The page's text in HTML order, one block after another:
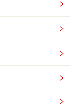
り、しかもお茶
白菜だけという
プルだけどおい
わせ、もやしの
て、900円（消